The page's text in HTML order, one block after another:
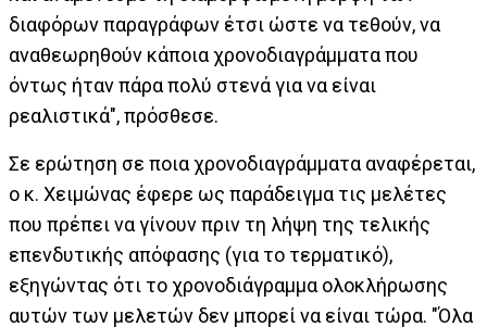
διαφόρων παραγράφων έτσι ώστε να τεθούν, να
αναθεωρηθούν κάποια χρονοδιαγράμματα που
όντως ήταν πάρα πολύ στενά για να είναι
ρεαλιστικά", πρόσθεσε.
Σε ερώτηση σε ποια χρονοδιαγράμματα αναφέρεται,
ο κ. Χειμώνας έφερε ως παράδειγμα τις μελέτες
που πρέπει να γίνουν πριν τη λήψη της τελικής
επενδυτικής απόφασης (για το τερματικό),
εξηγώντας ότι το χρονοδιάγραμμα ολοκλήρωσης
αυτών των μελετών δεν μπορεί να είναι τώρα. "Όλα